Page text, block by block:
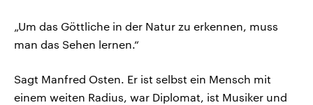
„Um das Göttliche in der Natur zu erkennen, muss
man das Sehen lernen.“
Sagt Manfred Osten. Er ist selbst ein Mensch mit
einem weiten Radius, war Diplomat, ist Musiker und